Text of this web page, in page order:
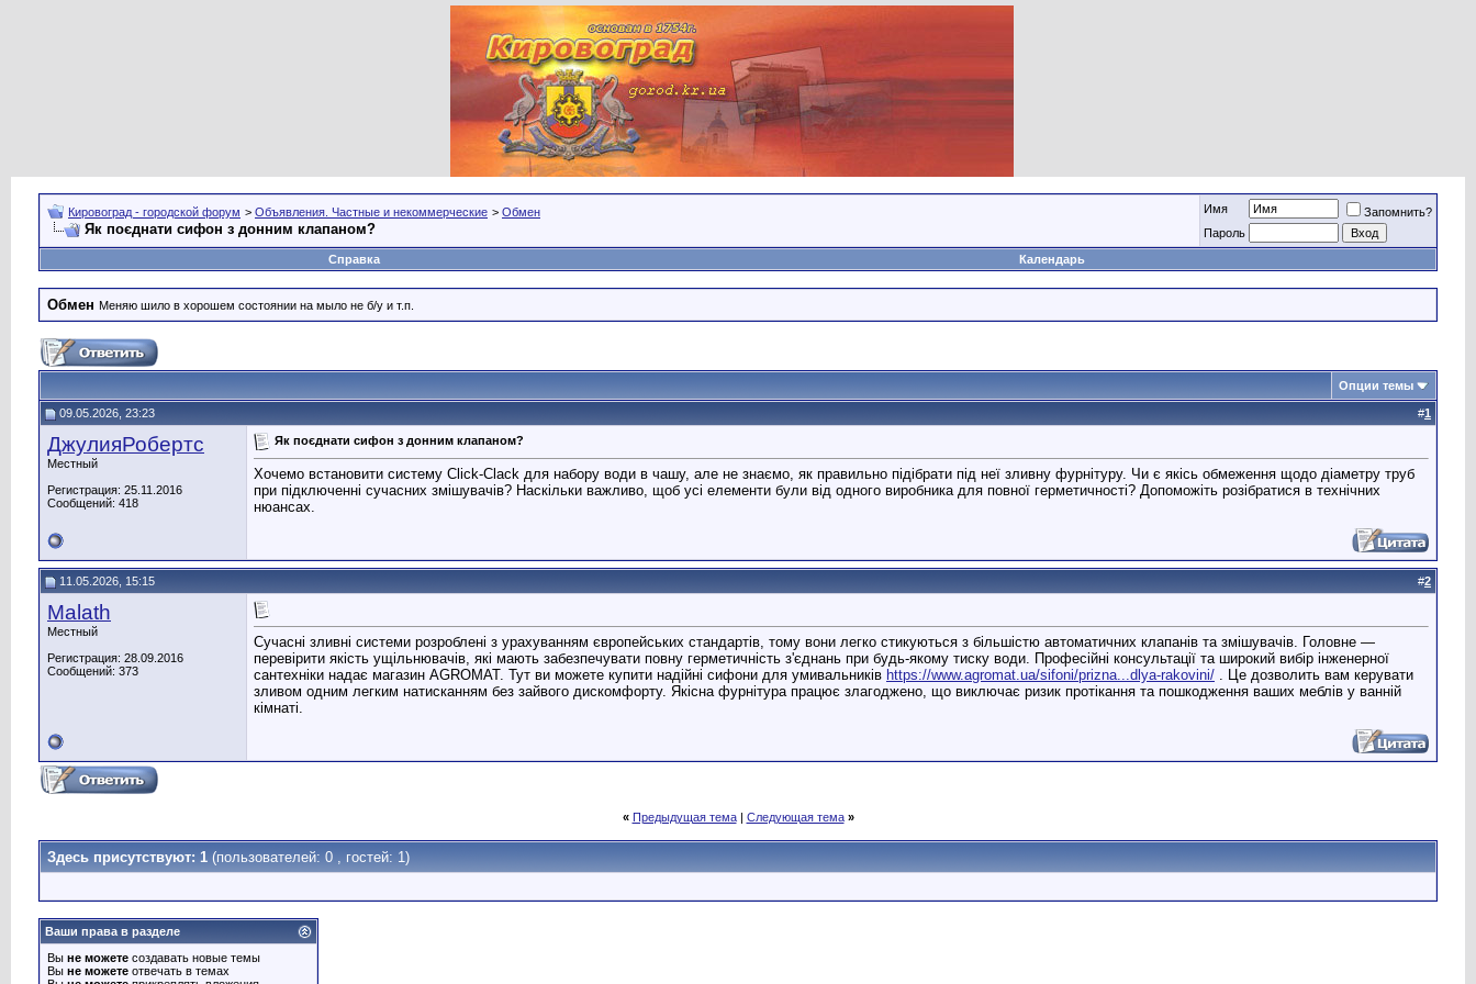
Кировоград - городской форум > Объявления. Частные и некоммерческие > Обмен
Як поєднати сифон з донним клапаном?
Имя
Запомнить?
Пароль
Справка
Календарь
Обмен Меняю шило в хорошем состоянии на мыло не б/у и т.п.
Опции темы
09.05.2026, 23:23 #1
ДжулияРобертс
Местный
Регистрация: 25.11.2016
Сообщений: 418
Як поєднати сифон з донним клапаном?
Хочемо встановити систему Click-Clack для набору води в чашу, але не знаємо, як правильно підібрати під неї зливну фурнітуру. Чи є якісь обмеження щодо діаметру труб
при підключенні сучасних змішувачів? Наскільки важливо, щоб усі елементи були від одного виробника для повної герметичності? Допоможіть розібратися в технічних
нюансах.
11.05.2026, 15:15 #2
Malath
Местный
Регистрация: 28.09.2016
Сообщений: 373
Сучасні зливні системи розроблені з урахуванням європейських стандартів, тому вони легко стикуються з більшістю автоматичних клапанів та змішувачів. Головне —
перевірити якість ущільнювачів, які мають забезпечувати повну герметичність з'єднань при будь-якому тиску води. Професійні консультації та широкий вибір інженерної
сантехніки надає магазин AGROMAT. Тут ви можете купити надійні сифони для умивальників https://www.agromat.ua/sifoni/prizna...dlya-rakovini/ . Це дозволить вам керувати
зливом одним легким натисканням без зайвого дискомфорту. Якісна фурнітура працює злагоджено, що виключає ризик протікання та пошкодження ваших меблів у ванній
кімнаті.
« Предыдущая тема| Следующая тема »
Здесь присутствуют: 1 (пользователей: 0 , гостей: 1)
Ваши права в разделе
Вы не можете создавать новые темы
Вы не можете отвечать в темах